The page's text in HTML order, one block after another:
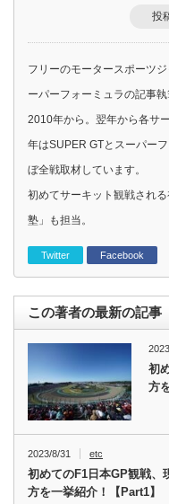
投
フリーのモータースポーツ
ーパーフォーミュラの記事
2010年から。翌年から各サ
年はSUPER GTとスーパー
ぼ全戦取材しています。
初めてサーキット観戦され
塾」も担当。
Twitter Facebook
この著者の最新の記事
初
方
2023/8/31 etc
初めてのF1日本GP観戦、
方を一挙紹介！【Part1】